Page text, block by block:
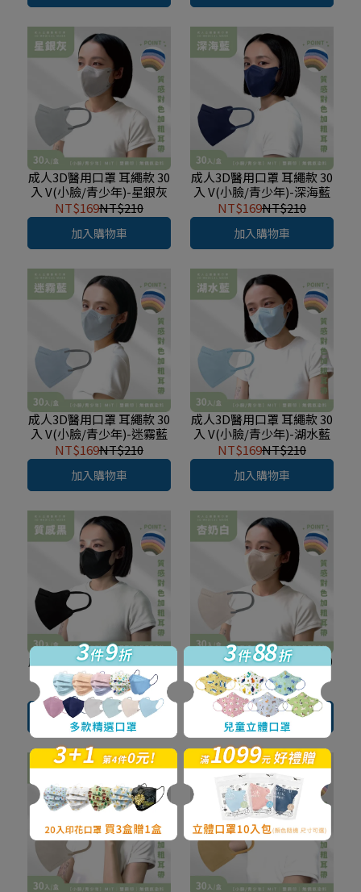
成人3D醫用口罩 耳繩款 30
入 V(小臉/青少年)-星銀灰
NT$169NT$210
加入購物車
成人3D醫用口罩 耳繩款 30
入 V(小臉/青少年)-深海藍
NT$169NT$210
加入購物車
成人3D醫用口罩 耳繩款 30
入 V(小臉/青少年)-迷霧藍
NT$169NT$210
加入購物車
成人3D醫用口罩 耳繩款 30
入 V(小臉/青少年)-湖水藍
NT$169NT$210
加入購物車
成人3D醫用口罩 耳繩款 30
入 V(小臉/青少年)-質感黑
NT$169NT$210
加入購物車
成人3D醫用口罩 耳繩款 30
入 V(小臉/青少年)-杏奶白
NT$169NT$210
加入購物車